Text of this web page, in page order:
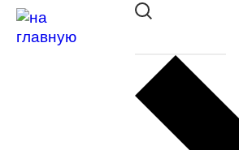
Оправа Merel 6573 C01
в наличии (Больше 5 шт.)